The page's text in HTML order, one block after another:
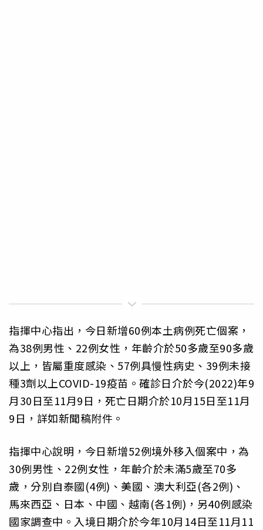
指揮中心指出，今日新增60例本土病例死亡個案，
為38例男性、22例女性，年齡介於50多歲至90多歲
以上，皆屬重度感染、57例具慢性病史、39例未接
種3劑以上COVID-19疫苗。確診日介於今(2022)年9
月30日至11月9日，死亡日期介於10月15日至11月
9日，詳如新聞稿附件。
指揮中心說明，今日新增52例境外移入個案中，為
30例男性、22例女性，年齡介於未滿5歲至70多
歲，分別自泰國(4例)、美國、澳大利亞(各2例)、
馬來西亞、日本、中國、越南(各1例)，另40例感染
國家調查中。入境日期介於今年10月14日至11月11